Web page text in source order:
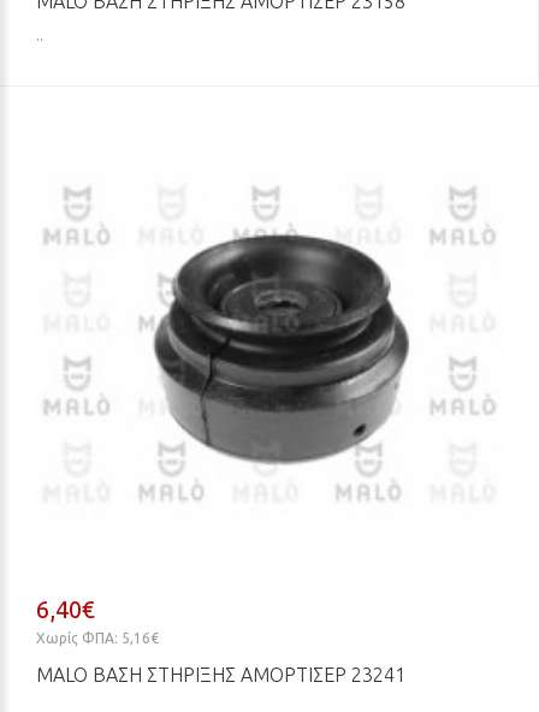
..
6,40€
Χωρίς ΦΠΑ: 5,16€
MALO ΒΆΣΗ ΣΤΉΡΙΞΗΣ ΑΜΟΡΤΙΣΈΡ 23241